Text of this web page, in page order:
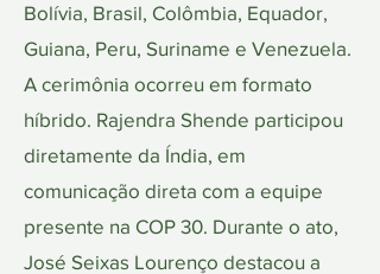
Bolívia, Brasil, Colômbia, Equador,
Guiana, Peru, Suriname e Venezuela.
A cerimônia ocorreu em formato
híbrido. Rajendra Shende participou
diretamente da Índia, em
comunicação direta com a equipe
presente na COP 30. Durante o ato,
José Seixas Lourenço destacou a